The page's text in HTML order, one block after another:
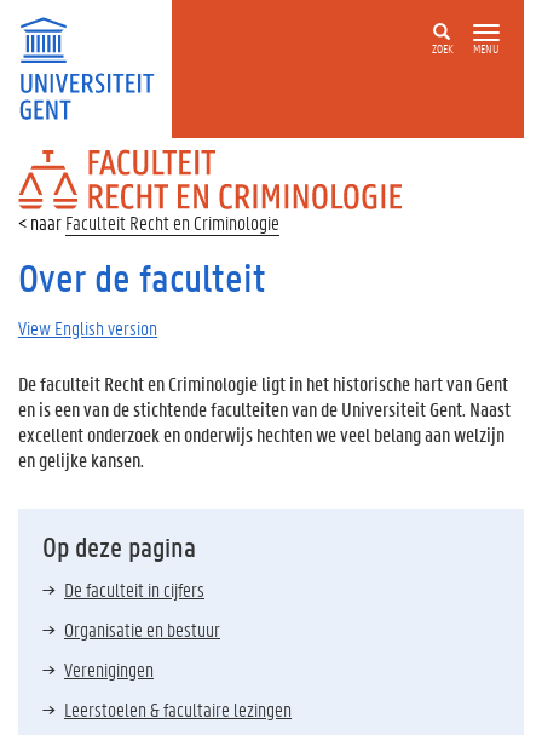
ZOEK MENU
FACULTEIT
RECHT
EN
CRIMINOLOGIE
Faculteit Recht en Criminologie
Over de faculteit
View English version
De faculteit Recht en Criminologie ligt in het historische hart van Gent
en is een van de stichtende faculteiten van de Universiteit Gent. Naast
excellent onderzoek en onderwijs hechten we veel belang aan welzijn
en gelijke kansen.
Op deze pagina
De faculteit in cijfers
Organisatie en bestuur
Verenigingen
Leerstoelen & facultaire lezingen